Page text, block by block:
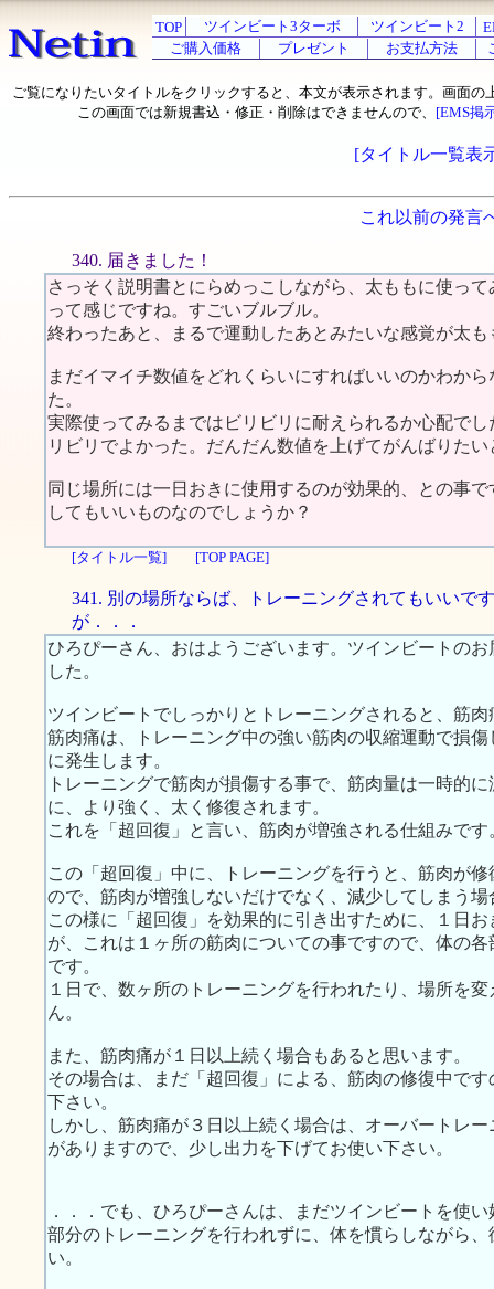
TOP ツインビート3ターボ ツインビート2
ご購入価格
プレゼント お支払方法
ご覧になりたいタイトルをクリックすると、本文が表示されます。画面の
この画面では新規書込・修正・削除はできませんので、 [EMS掲
[タイトル一覧表
これ以前の発言
340. 届きました！
さっそく説明書とにらめっこしながら、太ももに使っ
って感じですね。すごいブルブル。
終わったあと、まるで運動したあとみたいな感覚が太
まだイマイチ数値をどれくらいにすればいいのかわか
た。
実際使ってみるまではビリビリに耐えられるか心配で
リビリでよかった。だんだん数値を上げてがんばりた
同じ場所には一日おきに使用するのが効果的、との事
してもいいものなのでしょうか？
[タイトル一覧] [TOP PAGE]
341. 別の場所ならば、トレーニングされてもいいです
が．．．
ひろぴーさん、おはようございます。ツインビートの
した。
ツインビートでしっかりとトレーニングされると、筋肉
筋肉痛は、トレーニング中の強い筋肉の収縮運動で損
に発生します。
トレーニングで筋肉が損傷する事で、筋肉量は一時的
に、より強く、太く修復されます。
これを「超回復」と言い、筋肉が増強される仕組みです
この「超回復」中に、トレーニングを行うと、筋肉が
ので、筋肉が増強しないだけでなく、減少してしまう
この様に「超回復」を効果的に引き出すために、１日
が、これは１ヶ所の筋肉についての事ですので、体の
です。
１日で、数ヶ所のトレーニングを行われたり、場所を
ん。
また、筋肉痛が１日以上続く場合もあると思います。
その場合は、まだ「超回復」による、筋肉の修復中で
下さい。
しかし、筋肉痛が３日以上続く場合は、オーバートレ
がありますので、少し出力を下げてお使い下さい。
．．．でも、ひろぴーさんは、まだツインビートを使
部分のトレーニングを行われずに、体を慣らしながら
い。